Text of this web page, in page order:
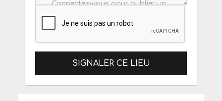
SIGNALER CE LIEU